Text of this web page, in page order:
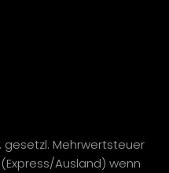
gesetzl. Mehrwertsteuer
Ausland) wenn